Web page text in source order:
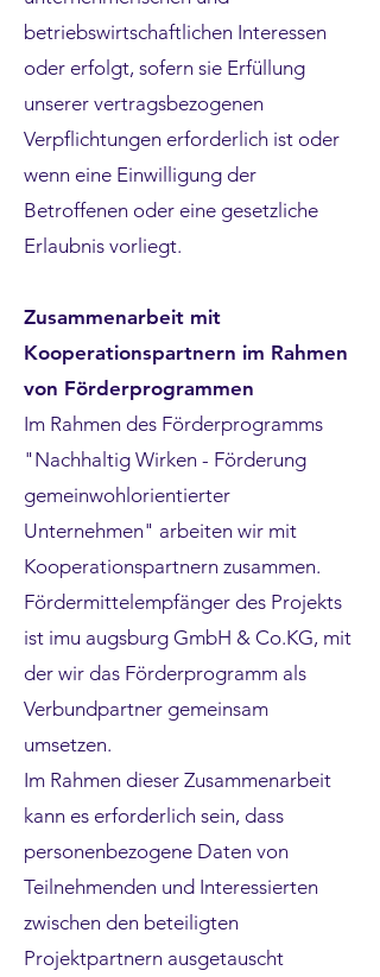
betriebswirtschaftlichen Interessen
oder erfolgt, sofern sie Erfüllung
unserer vertragsbezogenen
Verpflichtungen erforderlich ist oder
wenn eine Einwilligung der
Betroffenen oder eine gesetzliche
Erlaubnis vorliegt.
Zusammenarbeit mit
Kooperationspartnern im Rahmen
von Förderprogrammen
Im Rahmen des Förderprogramms
"Nachhaltig Wirken - Förderung
gemeinwohlorientierter
Unternehmen" arbeiten wir mit
Kooperationspartnern zusammen.
Fördermittelempfänger des Projekts
ist imu augsburg GmbH & Co.KG, mit
der wir das Förderprogramm als
Verbundpartner gemeinsam
umsetzen.
Im Rahmen dieser Zusammenarbeit
kann es erforderlich sein, dass
personenbezogene Daten von
Teilnehmenden und Interessierten
zwischen den beteiligten
Projektpartnern ausgetauscht